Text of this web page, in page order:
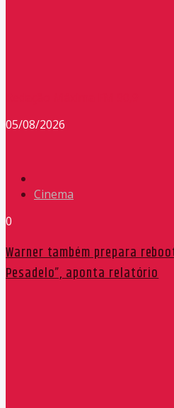
05/08/2026
Cinema
0
Warner também prepara
Pesadelo”, aponta relatório